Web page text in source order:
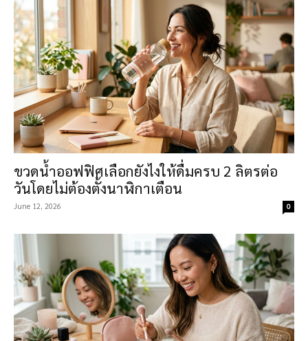
ขวดน้ำออฟฟิศเลือกยังไงให้ดื่มครบ 2 ลิตรต่อ
วันโดยไม่ต้องตั้งนาฬิกาเตือน
June 12, 2026 0